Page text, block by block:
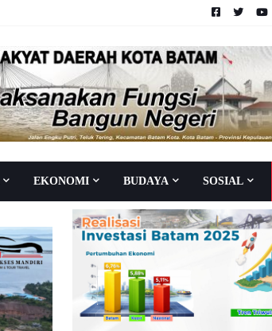
EKONOMI BUDAYA SOSIAL